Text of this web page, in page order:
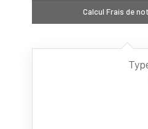
Calcul Frais de